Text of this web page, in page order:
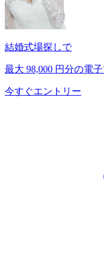
結婚式場探しで
最大 98,000 円分の電
今すぐエントリー